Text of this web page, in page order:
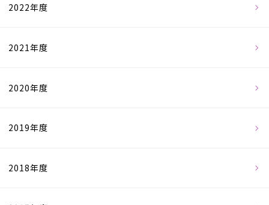
2022年度
2021年度
2020年度
2019年度
2018年度